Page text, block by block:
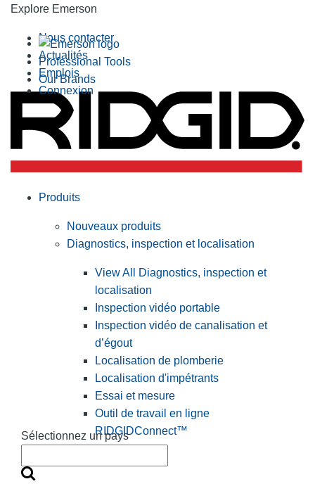
Explore Emerson
Professional Tools
Our Brands
Nous contacter
Actualités
Emplois
Connexion
Sélectionnez un pays
Produits
Nouveaux produits
Diagnostics, inspection et localisation
View All Diagnostics, inspection et
localisation
Inspection vidéo portable
Inspection vidéo de canalisation et
d’égout
Localisation de plomberie
Localisation d'impétrants
Essai et mesure
Outil de travail en ligne
RIDGIDConnect™